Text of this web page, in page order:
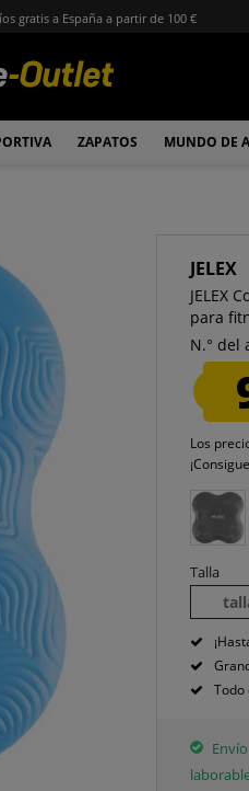
gratis a España a partir de 100 €
ZAPATOS MUNDO DE
JELEX
JELEX
para
N.° del
Los
Talla
Todo